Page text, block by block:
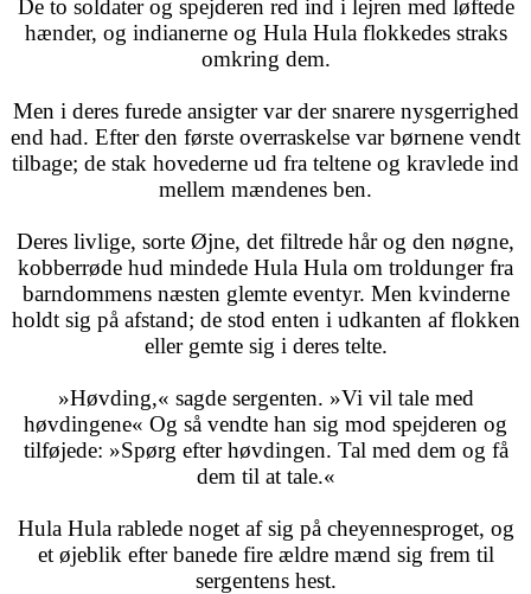
De to soldater og spejderen red ind i lejren med løftede
hænder, og indianerne og Hula Hula flokkedes straks
omkring dem.
Men i deres furede ansigter var der snarere nysgerrighed
end had. Efter den første overraskelse var børnene vendt
tilbage; de stak hovederne ud fra teltene og kravlede ind
mellem mændenes ben.
Deres livlige, sorte Øjne, det filtrede hår og den nøgne,
kobberrøde hud mindede Hula Hula om troldunger fra
barndommens næsten glemte eventyr. Men kvinderne
holdt sig på afstand; de stod enten i udkanten af flokken
eller gemte sig i deres telte.
»Høvding,« sagde sergenten. »Vi vil tale med
høvdingene« Og så vendte han sig mod spejderen og
tilføjede: »Spørg efter høvdingen. Tal med dem og få
dem til at tale.«
Hula Hula rablede noget af sig på cheyennesproget, og
et øjeblik efter banede fire ældre mænd sig frem til
sergentens hest.